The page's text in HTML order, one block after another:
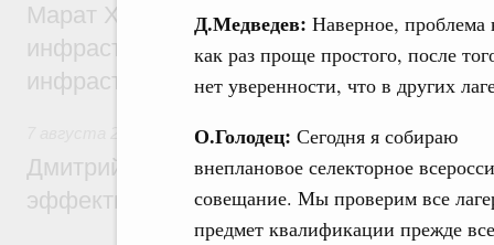
Д.Медведев: Наверное, проблема
как раз проще простого, после
нет уверенности, что в других
О.Голодец: Сегодня я собираю
внеплановое селекторное
совещание. Мы проверим все
предмет квалификации прежде
Марат Хуснуллин: 15 объектов
инфраструктуры построили и обновили
инфраструктурным кредитам
Развитие сельских территорий
Дмитрий Патрушев: Синхронизация
эффективность поддержки сельских